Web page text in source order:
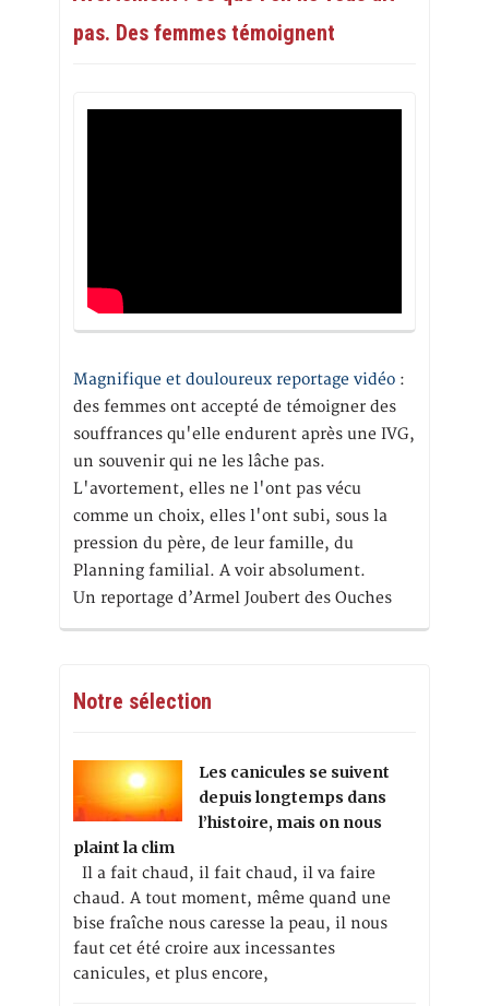
pas. Des femmes témoignent
Magnifique et douloureux reportage vidéo :
des femmes ont accepté de témoigner des
souffrances qu'elle endurent après une IVG,
un souvenir qui ne les lâche pas.
L'avortement, elles ne l'ont pas vécu
comme un choix, elles l'ont subi, sous la
pression du père, de leur famille, du
Planning familial. A voir absolument.
Un reportage d’Armel Joubert des Ouches
Notre sélection
Les canicules se suivent
depuis longtemps dans
l’histoire, mais on nous
plaint la clim
Il a fait chaud, il fait chaud, il va faire
chaud. A tout moment, même quand une
bise fraîche nous caresse la peau, il nous
faut cet été croire aux incessantes
canicules, et plus encore,